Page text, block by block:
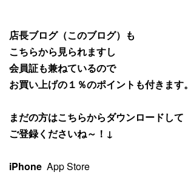
店長ブログ（このブログ）も
こちらから見られますし
会員証も兼ねているので
お買い上げの１％のポイントも付きます。
まだの方はこちらからダウンロードして
ご登録くださいね～！↓
iPhone App Store